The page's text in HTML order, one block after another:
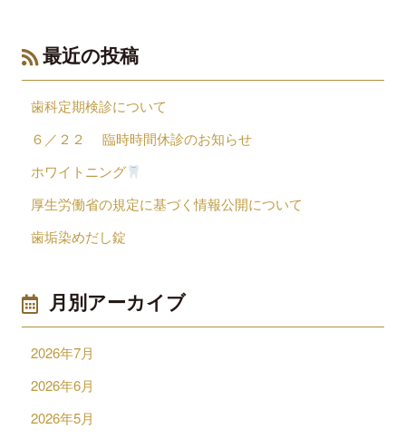
最近の投稿
歯科定期検診について
６／２２ 臨時時間休診のお知らせ
ホワイトニング
厚生労働省の規定に基づく情報公開について
歯垢染めだし錠
月別アーカイブ
2026年7月
2026年6月
2026年5月